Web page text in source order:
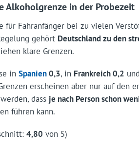
Alkoholgrenze in der Probezeit
für Fahranfänger bei zu vielen
gehört Deutschland zu den
klare Grenzen.
in Spanien0,3, in Frankreich 0,2
erscheinen aber nur auf den
dass je nach Person schon
führen kann.
4,80 von 5)